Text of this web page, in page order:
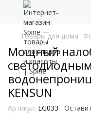
Товары для дома
Мощный
KENSUN
Артикул: EG033